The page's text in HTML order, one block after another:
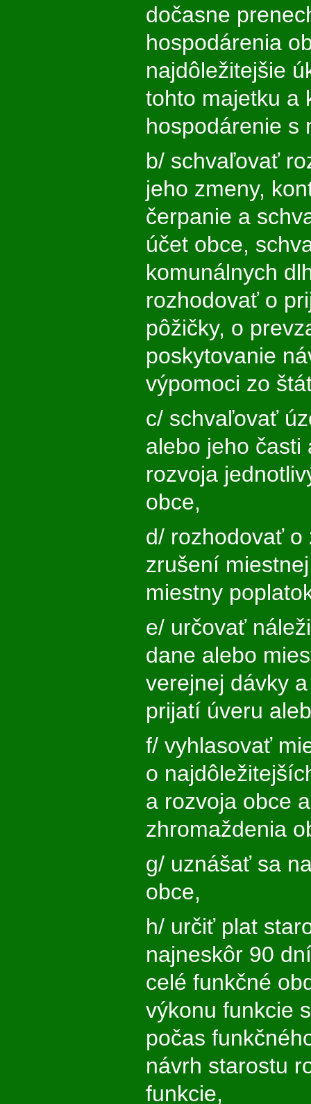
dočasne
hospodárenia
najdôležitejšie
tohto majetku a
hospodárenie s
b/ schvaľovať
jeho zmeny,
čerpanie a
účet obce,
komunálnych
rozhodovať o
pôžičky, o
poskytovanie
výpomoci zo
c/ schvaľovať
alebo jeho časti
rozvoja
obce,
d/ rozhodovať o
zrušení
miestny
e/ určovať
dane alebo
verejnej dávky
prijatí úveru
f/ vyhlasovať
o
a rozvoja obce
zhromaždenia
g/ uznášať sa
obce,
h/ určiť plat
najneskôr 90
celé funkčné
výkonu funkcie
počas
návrh starostu
funkcie,